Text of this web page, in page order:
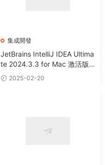
集成開發
JetBrains IntelliJ IDEA Ultima
te 2024.3.3 for Mac 激活版 J
ava語言集成開發環境 (Intel+
Apple Silicon)
2025-02-20